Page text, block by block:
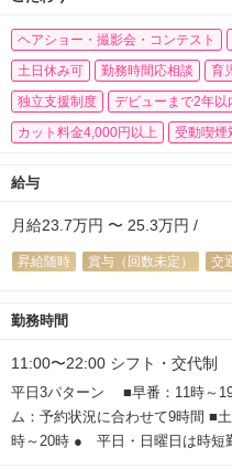
ヘアショー・撮影会・コンテスト
土日休み可
勤務時間応相談 育
独立支援制度
デビューまで2年以
カット料金4,000円以上
受動喫煙
給与
月給23.7万円 〜 25.3万円 /
昇給随時 賞与（回数未定） 交
勤務時間
11:00〜22:00 シフト・交代制
平日3パターン ■早番：11時～
ム：予約状況に合わせて9時間 ■
時～20時 ● 平日・日曜日は時短